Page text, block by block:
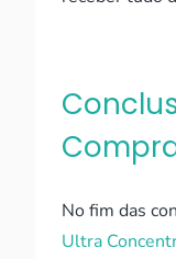
No fim das
Ultra